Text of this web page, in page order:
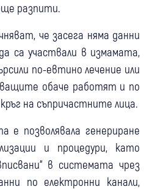
разпити.
че засега няма данни
са участвали в измамата,
по-евтино лечение или
обаче работят и по
на съпричастните лица.
е позволявала генериране
и процедури, като
в системата чрез
по електронни канали,